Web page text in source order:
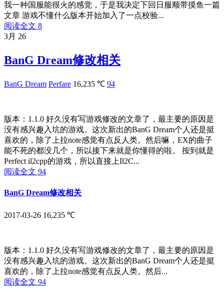
我一种国服能很火的感觉，于是我决定下回日服顺带摸鱼一篇
文章 游戏不懂什么版本开始加入了一点校验...
阅读全文 8
3月 26
BanG Dream修改相关
BanG Dream Perfare 16,235 ℃ 94
版本：1.1.0 好久没有写游戏修改的文章了，最主要的原因是
没有感兴趣入坑的游戏。这次新出的BanG Dream个人还是挺
喜欢的，除了上拉note感觉有点反人类。然后嘛，EX的曲子
能不死的都没几个，所以接下来就是你懂得的啦。 按到就是
Perfect il2cpp的游戏，所以直接上Il2C...
阅读全文 94
BanG Dream修改相关
2017-03-26 16,235 ℃
版本：1.1.0 好久没有写游戏修改的文章了，最主要的原因是
没有感兴趣入坑的游戏。这次新出的BanG Dream个人还是挺
喜欢的，除了上拉note感觉有点反人类。然后...
阅读全文 94